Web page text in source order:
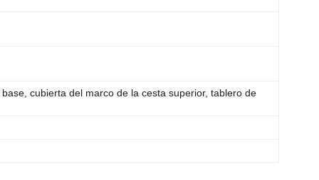
cubierta del marco de la cesta superior, tablero de